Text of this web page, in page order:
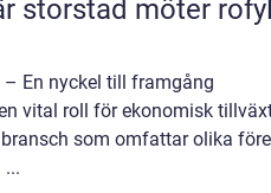
En nyckel till framgång
vital roll för ekonomisk
som omfattar olika